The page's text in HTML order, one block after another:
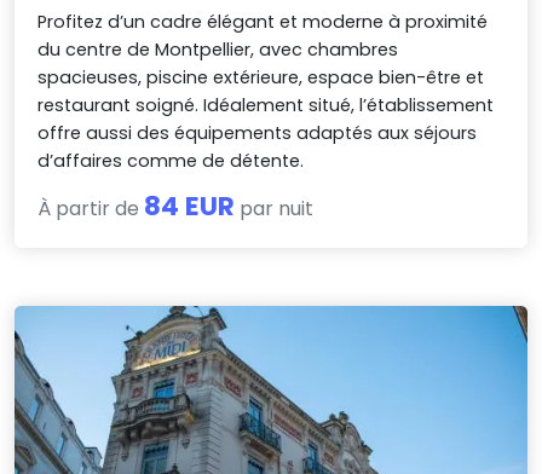
Profitez d’un cadre élégant et moderne à proximité
du centre de Montpellier, avec chambres
spacieuses, piscine extérieure, espace bien-être et
restaurant soigné. Idéalement situé, l’établissement
offre aussi des équipements adaptés aux séjours
d’affaires comme de détente.
À partir de 84 EUR par nuit